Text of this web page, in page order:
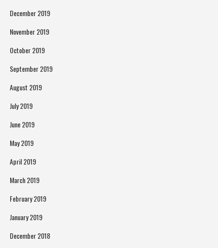
December 2019
November 2019
October 2019
September 2019
August 2019
July 2019
June 2019
May 2019
April 2019
March 2019
February 2019
January 2019
December 2018